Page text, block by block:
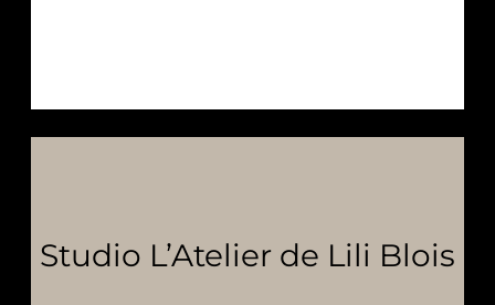
Studio L’Atelier de Lili Blois